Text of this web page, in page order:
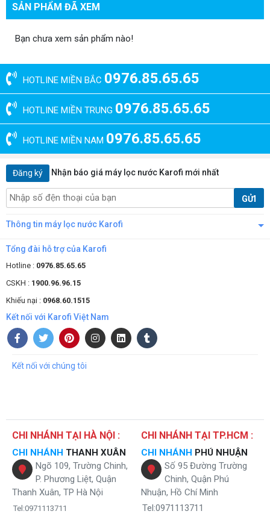
SẢN PHẨM ĐÃ XEM
Bạn chưa xem sản phẩm nào!
HOTLINE MIỀN BẮC 0976.85.65.65
HOTLINE MIỀN TRUNG 0976.85.65.65
HOTLINE MIỀN NAM 0976.85.65.65
Đăng ký Nhận báo giá máy lọc nước Karofi mới nhất
GỬI
Thông tin máy lọc nước Karofi
Tổng đài hỗ trợ của Karofi
Hotline : 0976.85.65.65
CSKH : 1900.96.96.15
Khiếu nại : 0968.60.1515
Kết nối với Karofi Việt Nam
Kết nối với chúng tôi
CHI NHÁNH TẠI HÀ NỘI :
CHI NHÁNH THANH XUÂN
Ngõ 109, Trường Chinh,
P. Phương Liệt, Quận
Thanh Xuân, TP Hà Nội
Tel:0971113711
CHI NHÁNH TẠI TP.HCM :
CHI NHÁNH PHÚ NHUẬN
Số 95 Đường Trường
Chinh, Quận Phú
Nhuận, Hồ Chí Minh
Tel:0971113711